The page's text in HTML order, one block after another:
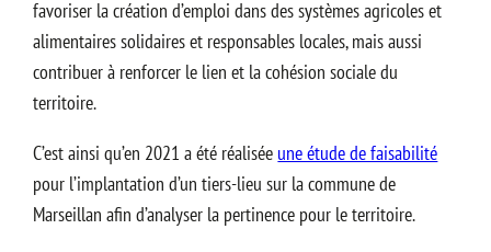
favoriser la création d’emploi dans des systèmes agricoles et
alimentaires solidaires et responsables locales, mais aussi
contribuer à renforcer le lien et la cohésion sociale du
territoire.
C’est ainsi qu’en 2021 a été réalisée une étude de faisabilité
pour l’implantation d’un tiers-lieu sur la commune de
Marseillan afin d’analyser la pertinence pour le territoire.